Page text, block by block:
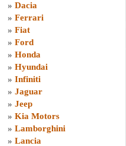
» Dacia
» Ferrari
» Fiat
» Ford
» Honda
» Hyundai
» Infiniti
» Jaguar
» Jeep
» Kia Motors
» Lamborghini
» Lancia